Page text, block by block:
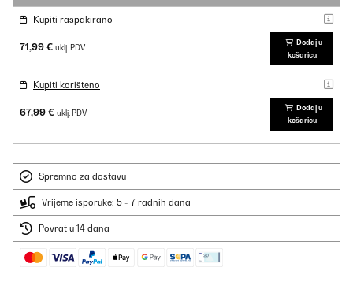
Kupiti raspakirano
71,99 € uklj. PDV
Dodaj u
košaricu
Kupiti korišteno
67,99 € uklj. PDV
Dodaj u
košaricu
Spremno za dostavu
Vrijeme isporuke: 5 - 7 radnih dana
Povrat u 14 dana